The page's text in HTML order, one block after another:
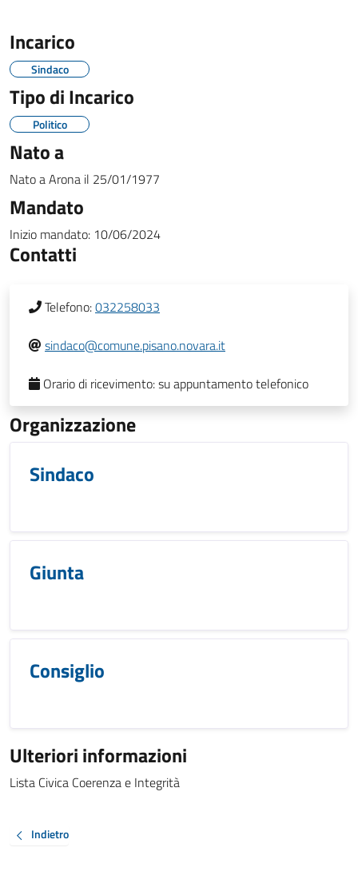
Incarico
Sindaco
Tipo di Incarico
Politico
Nato a
Nato aArona il 25/01/1977
Mandato
Inizio mandato: 10/06/2024
Contatti
Telefono:032258033
sindaco@comune.pisano.novara.it
Orario di ricevimento:su appuntamento telefonico
Organizzazione
Sindaco
Giunta
Consiglio
Ulteriori informazioni
Lista Civica Coerenza e Integrità
Indietro